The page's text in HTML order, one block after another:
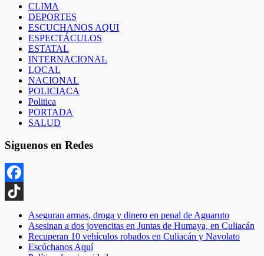
CLIMA
DEPORTES
ESCUCHANOS AQUI
ESPECTÁCULOS
ESTATAL
INTERNACIONAL
LOCAL
NACIONAL
POLICIACA
Politica
PORTADA
SALUD
Siguenos en Redes
Facebook
TikTok
Aseguran armas, droga y dinero en penal de Aguaruto
Asesinan a dos jovencitas en Juntas de Humaya, en Culiacán
Recuperan 10 vehículos robados en Culiacán y Navolato
Escúchanos Aquí